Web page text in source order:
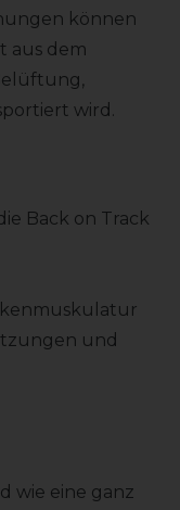
können
aus dem
wird.
Back on Track
und
wie eine ganz